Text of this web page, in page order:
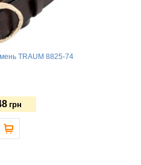
TRAUM 8825-74
грн